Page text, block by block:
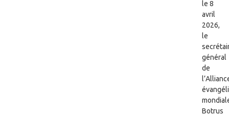
le 8
avril
2026,
le
général
de
Botrus